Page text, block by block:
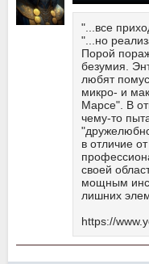
"...все
"...но
Порой
безумия.
любят
микро- и
Марсе". В
чему-то
в отличие
своей
мощным
лишних
https://